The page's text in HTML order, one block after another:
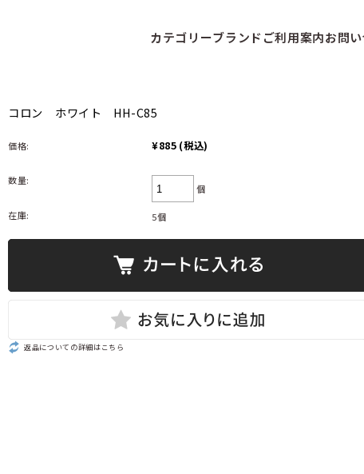
カテゴリーブランド ご利用案内お問
コロン ホワイト HH-C85
価格: ¥885 (税込)
数量:
個
在庫: 5個
返品についての詳細はこちら